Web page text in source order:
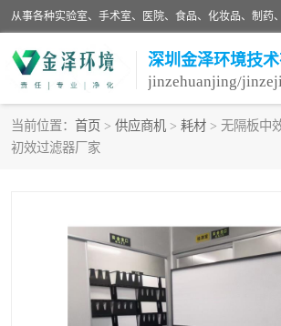
深圳金泽环境技
jinzehuanjing/
当前位置： 首页 > 供应商机 > 耗材 > 无隔板中
初效过滤器厂家
耗材
手术室净化 GMP车
医药车间净化